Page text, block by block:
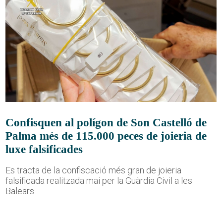
Confisquen al polígon de Son Castelló de
Palma més de 115.000 peces de joieria de
luxe falsificades
Es tracta de la confiscació més gran de joieria
falsificada realitzada mai per la Guàrdia Civil a les
Balears